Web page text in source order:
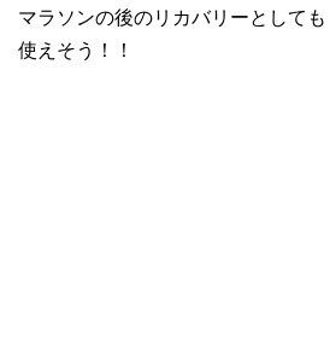
マラソンの後のリカバリーとしても
使えそう！！